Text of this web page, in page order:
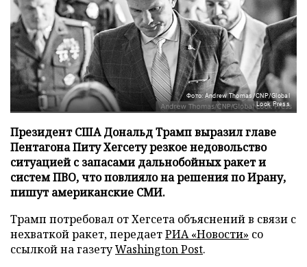
Фото: Andrew Thomas/CNP/Global
Look Press
Президент США Дональд Трамп выразил главе
Пентагона Питу Хегсету резкое недовольство
ситуацией с запасами дальнобойных ракет и
систем ПВО, что повлияло на решения по Ирану,
пишут американские СМИ.
Трамп потребовал от Хегсета объяснений в связи с
нехваткой ракет, передаетРИА «Новости» со
ссылкой на газетуWashington Post.